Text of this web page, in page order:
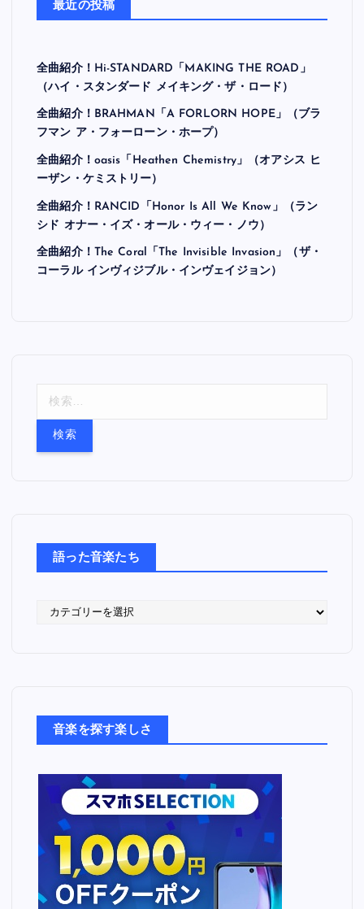
最近の投稿
全曲紹介！Hi-STANDARD「MAKING THE ROAD」
（ハイ・スタンダード メイキング・ザ・ロード）
全曲紹介！BRAHMAN「A FORLORN HOPE」（ブラ
フマン ア・フォーローン・ホープ）
全曲紹介！oasis「Heathen Chemistry」（オアシス ヒ
ーザン・ケミストリー）
全曲紹介！RANCID「Honor Is All We Know」（ラン
シド オナー・イズ・オール・ウィー・ノウ）
全曲紹介！The Coral「The Invisible Invasion」（ザ・
コーラル インヴィジブル・インヴェイジョン）
語った音楽たち
音楽を探す楽しさ